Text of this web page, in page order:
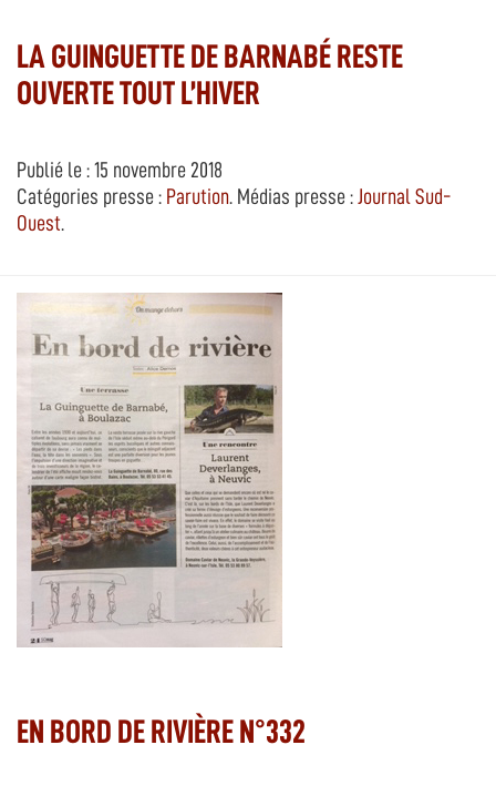
LA GUINGUETTE DE BARNABÉ RESTE
OUVERTE TOUT L’HIVER
Publié le : 15 novembre 2018
Catégories presse : Parution. Médias presse : Journal Sud-
Ouest.
EN BORD DE RIVIÈRE N°332